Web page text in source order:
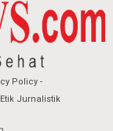
Policy
Jurnalistik